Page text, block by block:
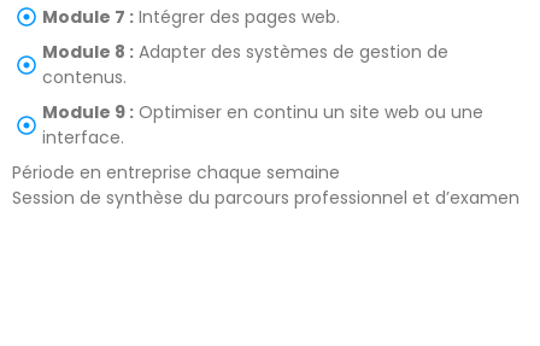
Module 7 : Intégrer des pages web.
Module 8 : Adapter des systèmes de gestion de
contenus.
Module 9 : Optimiser en continu un site web ou une
interface.
Période en entreprise chaque semaine
Session de synthèse du parcours professionnel et d’examen